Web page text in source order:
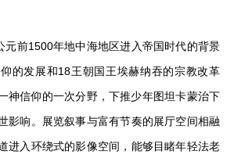
元前1500年地中海地区进入帝国时代的背景
的发展和18王朝国王埃赫纳吞的宗教改革
信仰的一次分野，下推少年图坦卡蒙治下
影响。展览叙事与富有节奏的展厅空间相融
进入环绕式的影像空间，能够目睹年轻法老